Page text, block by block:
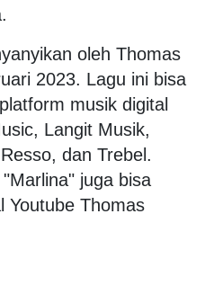
oleh Thomas
2023. Lagu ini bisa
musik digital
Langit Musik,
dan Trebel.
juga bisa
Youtube Thomas